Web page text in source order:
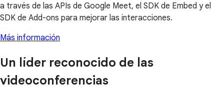
a través de las APIs de Google Meet, el SDK de Embed y el
SDK de Add-ons para mejorar las interacciones.
Más información
Un líder reconocido de las
videoconferencias